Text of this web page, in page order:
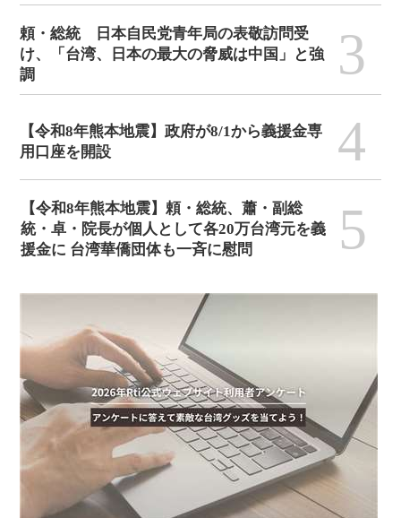
頼・総統 日本自民党青年局の表敬訪問受
け、「台湾、日本の最大の脅威は中国」と強
調
3
【令和8年熊本地震】政府が8/1から義援金専
用口座を開設
4
【令和8年熊本地震】頼・総統、蕭・副総
統・卓・院長が個人として各20万台湾元を義
援金に 台湾華僑団体も一斉に慰問
5